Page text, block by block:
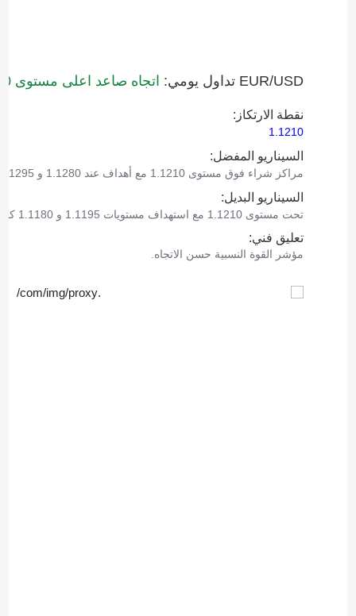
EUR/USD تداول يومي: اتجاه صاعد اعلى مستوى 1.1210.
نقطة الارتكاز:
1.1210
السيناريو المفضل:
مراكز شراء فوق مستوى 1.1210 مع أهداف عند 1.1280 و 1.1295.
السيناريو البديل:
تحت مستوى 1.1210 مع استهداف مستويات 1.1195 و 1.1180 كأهداف.
تعليق فني:
مؤشر القوة النسبية حسن الاتجاه.